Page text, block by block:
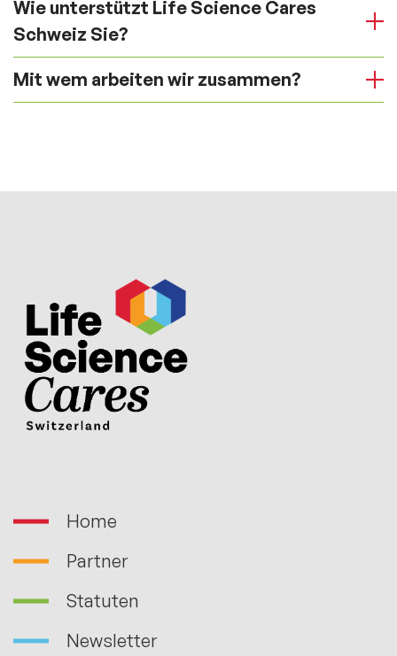
Wie unterstützt Life Science Cares
Schweiz Sie?
Mit wem arbeiten wir zusammen?
Home
Partner
Statuten
Newsletter